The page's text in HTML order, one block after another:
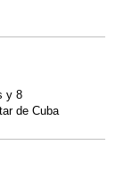
y 8
de Cuba